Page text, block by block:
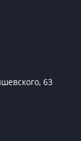
63